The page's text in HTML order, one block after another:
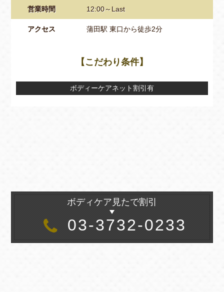
営業時間 12:00～Last
アクセス 蒲田駅 東口から徒歩2分
【こだわり条件】
ボディーケアネット割引有
ボディケア見たで割引
03-3732-0233